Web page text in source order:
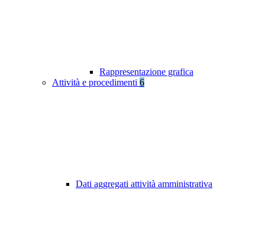
Rappresentazione grafica
Attività e procedimenti 6
Dati aggregati attività amministrativa